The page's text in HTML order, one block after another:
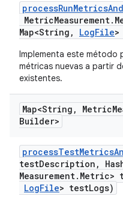
processRunMetricsAnd
MetricMeasurement.
Map<String , LogFile>
Implementa este método
métricas nuevas a partir
existentes.
Map<String , Metric
Builder>
processTestMetrics
testDescription ,
Measurement. Metric>
LogFile> testLogs)